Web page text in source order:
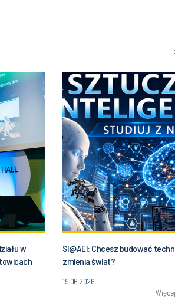
w
SI@AEI: Chcesz budować
zmienia świat?
19.06.2026